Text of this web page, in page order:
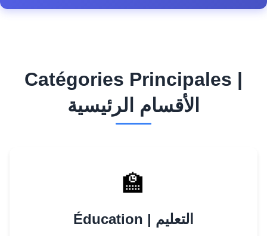
Catégories Principales |
الأقسام الرئيسية
🏫
Éducation | التعليم